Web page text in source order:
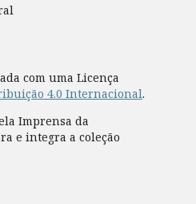
com uma Licença
4.0 Internacional.
Imprensa da
e integra a coleção